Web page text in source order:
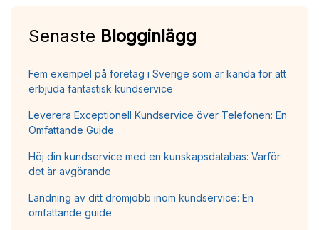
Senaste Blogginlägg
Fem exempel på företag i Sverige som är kända för att
erbjuda fantastisk kundservice
Leverera Exceptionell Kundservice över Telefonen: En
Omfattande Guide
Höj din kundservice med en kunskapsdatabas: Varför
det är avgörande
Landning av ditt drömjobb inom kundservice: En
omfattande guide